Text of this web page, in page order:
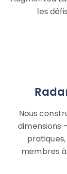
les
Nous
dimensions
membres